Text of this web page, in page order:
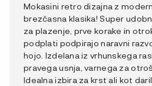
Mokasini retro dizajna z
brezčasna klasika! Super
za plazenje, prve korake in
podplati podpirajo naravni
hojo. Izdelana iz vrhunskega
pravega usnja, varnega za
Idealna izbira za krst ali kot